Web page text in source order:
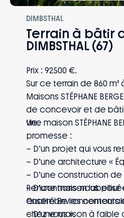
DIMBSTHAL
Terrain à bâtir
DIMBSTHAL (67)
Prix : 92500 €.
Sur ce terrain de 860 m²
Maisons STÉPHANE
de concevoir et de
vie.
Une maison STÉPHANE
promesse :
– D’un projet qui vous
– D’une architecture «
– D’une construction
– D’une maison
Qualité
– D’une maison à
Rencontrons-nous pour
ensemble les contours
chez vous ».